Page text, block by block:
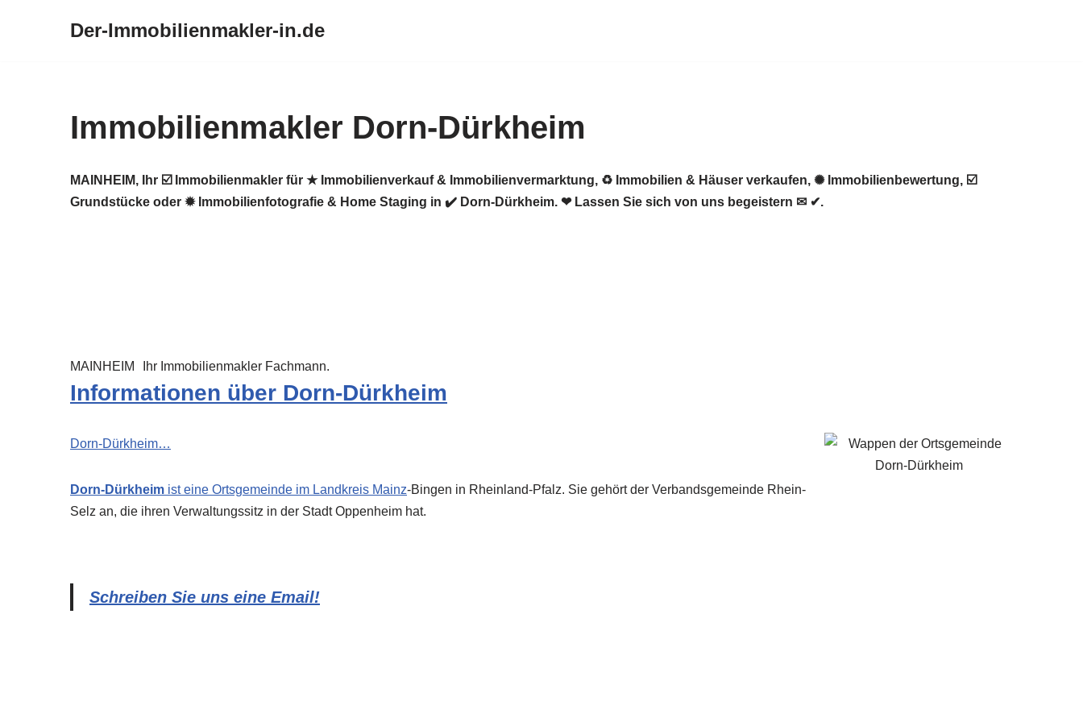
Der-Immobilienmakler-in.de
Immobilienmakler Dorn-Dürkheim
MAINHEIM, Ihr ☑️ Immobilienmakler für ★ Immobilienverkauf & Immobilienvermarktung, ♻ Immobilien & Häuser verkaufen, ✺ Immobilienbewertung, ☑️
Grundstücke oder ✹ Immobilienfotografie & Home Staging in ✔️ Dorn-Dürkheim. ❤ Lassen Sie sich von uns begeistern ✉ ✔.
MAINHEIM Ihr Immobilienmakler Fachmann.
Informationen über Dorn-Dürkheim
Dorn-Dürkheim…
Dorn-Dürkheim ist eine Ortsgemeinde im Landkreis Mainz-Bingen in Rheinland-Pfalz. Sie gehört der Verbandsgemeinde Rhein-
Selz an, die ihren Verwaltungssitz in der Stadt Oppenheim hat.
Schreiben Sie uns eine Email!